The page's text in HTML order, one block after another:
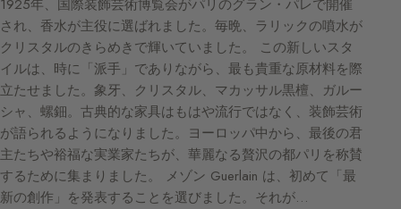
1925年、国際装飾芸術博覧会がパリのグラン・パレで開催
され、香水が主役に選ばれました。毎晩、ラリックの噴水が
クリスタルのきらめきで輝いていました。 この新しいスタ
イルは、時に「派手」でありながら、最も貴重な原材料を際
立たせました。象牙、クリスタル、マカッサル黒檀、ガルー
シャ、螺鈿。古典的な家具はもはや流行ではなく、装飾芸術
が語られるようになりました。ヨーロッパ中から、最後の君
主たちや裕福な実業家たちが、華麗なる贅沢の都パリを称賛
するために集まりました。 メゾン Guerlain は、初めて「最
新の創作」を発表することを選びました。それが…